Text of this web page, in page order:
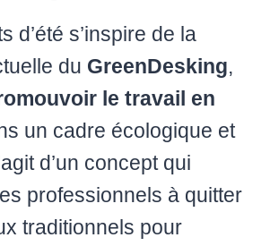
d’été s’inspire de la
du GreenDesking,
le travail en
un cadre écologique et
d’un concept qui
professionnels à quitter
traditionnels pour